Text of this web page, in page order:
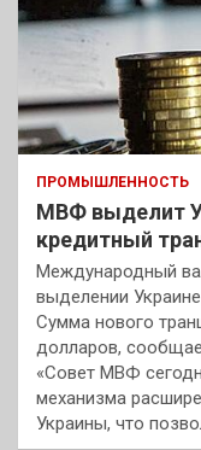
ПРОМЫШЛЕННОСТЬ
МВФ выделит
кредитный
Международный
выделении
Сумма нового
долларов,
«Совет МВФ
механизма
Украины, что